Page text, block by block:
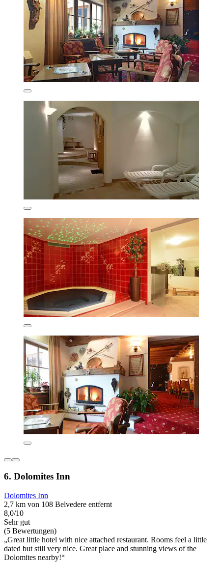
6. Dolomites Inn
Dolomites Inn
2,7 km von 108 Belvedere entfernt
8,0/10
Sehr gut
(5 Bewertungen)
„Great little hotel with nice attached restaurant. Rooms feel a little
dated but still very nice. Great place and stunning views of the
Dolomites nearby!“